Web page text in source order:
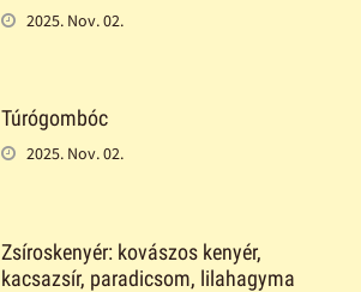
2025. Nov. 02.
Túrógombóc
2025. Nov. 02.
Zsíroskenyér: kovászos kenyér,
kacsazsír, paradicsom, lilahagyma